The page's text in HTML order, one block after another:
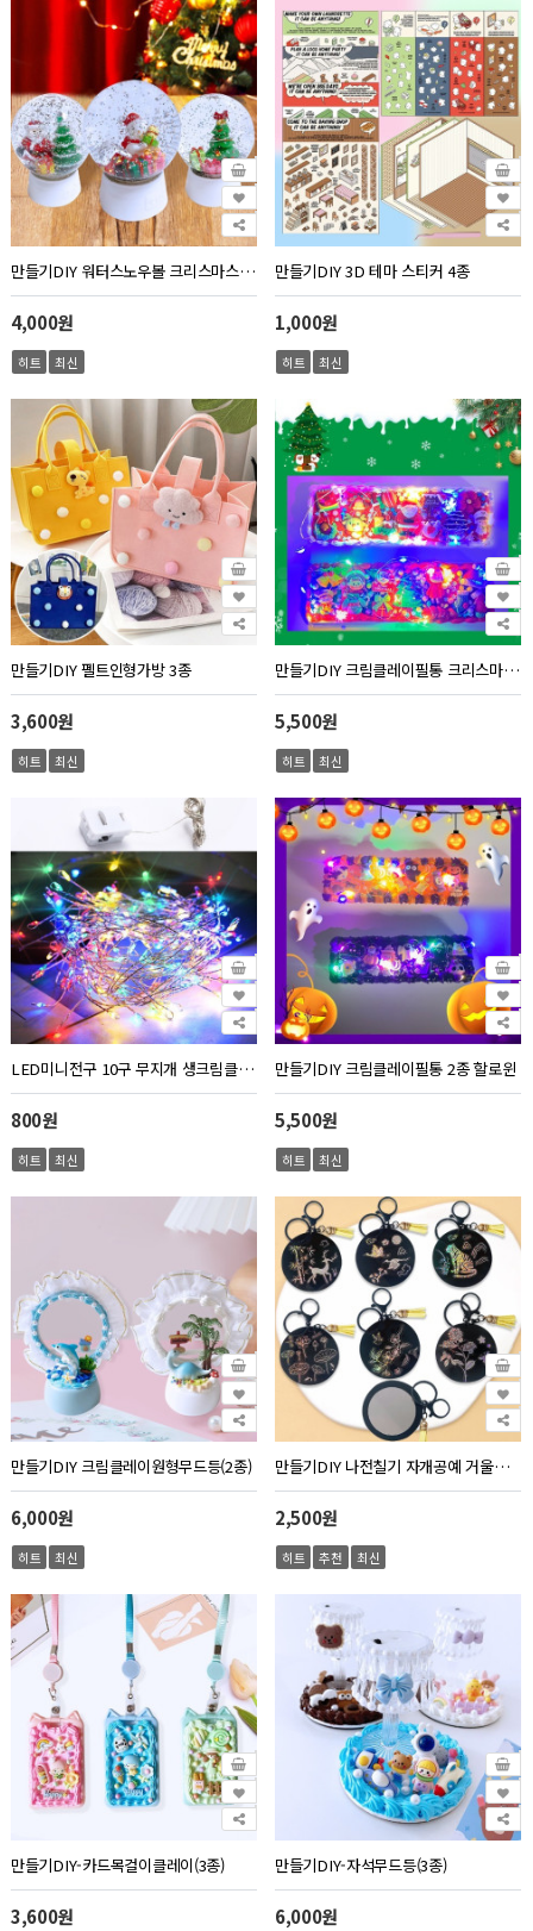
만들기DIY 워터스노우볼 크리스마스 3종
4,000원
히트 최신
만들기DIY 3D 테마 스티커 4종
1,000원
히트 최신
만들기DIY 펠트인형가방 3종
3,600원
히트 최신
만들기DIY 크림클레이필통 크리스마스 2종
5,500원
히트 최신
LED미니전구 10구 무지개 생크림클레이필통 할로윈 제품에 사용
800원
히트 최신
만들기DIY 크림클레이필통 2종 할로윈
5,500원
히트 최신
만들기DIY 크림클레이원형무드등(2종)
6,000원
히트 최신
만들기DIY 나전칠기 자개공예 거울키링(6종)
2,500원
히트 추천 최신
만들기DIY-카드목걸이클레이(3종)
3,600원
만들기DIY-자석무드등(3종)
6,000원